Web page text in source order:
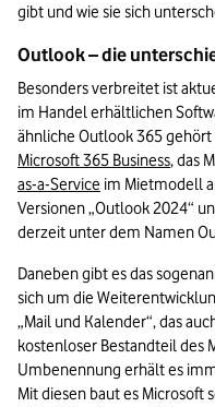
gibt und wie sie sich
Outlook – die
Besonders verbreitet ist
im Handel erhältlichen
Microsoft 365 Business, das
as-a-Service im Mietmodell
Versionen „Outlook 2024“
derzeit unter dem Namen
Daneben gibt es das
sich um die
„Mail und Kalender“, das
kostenloser Bestandteil des
Umbenennung erhält es
Mit diesen baut es Microsoft